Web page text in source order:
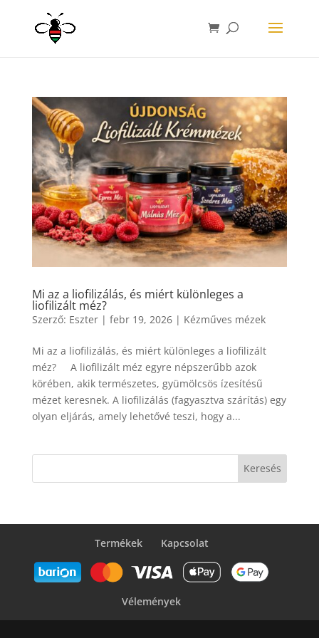
Mi az a liofilizálás, és miért különleges a
liofilizált méz?
Szerző: Eszter| febr 19, 2026| Kézműves mézek
Mi az a liofilizálás, és miért különleges a liofilizált
méz? A liofilizált méz egyre népszerűbb azok
körében, akik természetes, gyümölcsös ízesítésű
mézet keresnek. A liofilizálás (fagyasztva szárítás) egy
olyan eljárás, amely lehetővé teszi, hogy a...
Keresés
Termékek Kapcsolat
Vélemények